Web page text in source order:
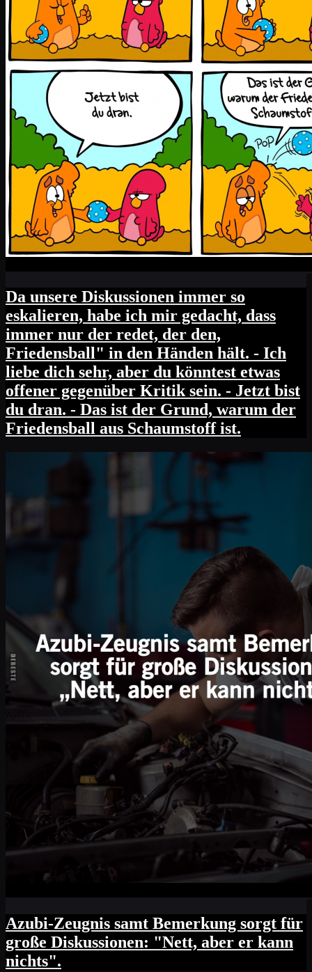
Da unsere Diskussionen immer so
eskalieren, habe ich mir gedacht, dass
immer nur der redet, der den,
Friedensball" in den Händen hält. - Ich
liebe dich sehr, aber du könntest etwas
offener gegenüber Kritik sein. - Jetzt bist
du dran. - Das ist der Grund, warum der
Friedensball aus Schaumstoff ist.
Azubi-Zeugnis samt Bemerkung sorgt für
große Diskussionen: "Nett, aber er kann
nichts".